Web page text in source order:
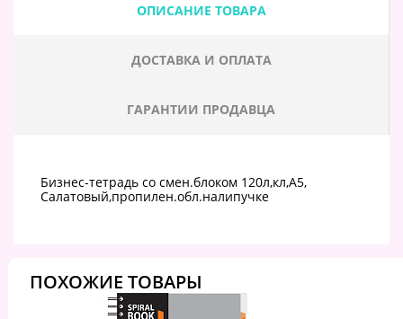
ОПИСАНИЕ ТОВАРА
ДОСТАВКА И ОПЛАТА
ГАРАНТИИ ПРОДАВЦА
Бизнес-тетрадь со смен.блоком 120л,кл,А5,
Салатовый,пропилен.обл.налипучке
ПОХОЖИЕ ТОВАРЫ